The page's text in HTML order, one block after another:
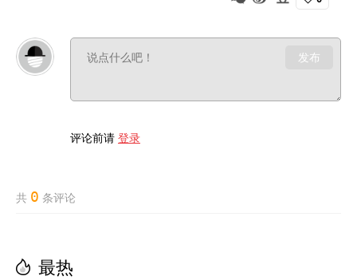
发布
评论前请 登录
共 0 条评论
最热